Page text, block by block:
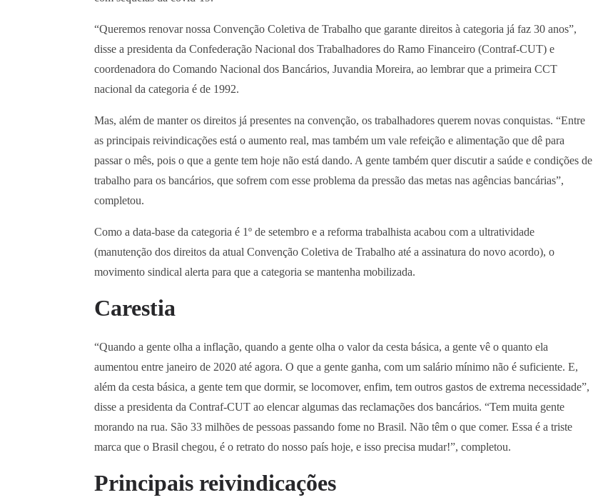
“Queremos renovar nossa Convenção Coletiva de Trabalho que garante direitos à categoria já faz 30 anos”,
disse a presidenta da Confederação Nacional dos Trabalhadores do Ramo Financeiro (Contraf-CUT) e
coordenadora do Comando Nacional dos Bancários, Juvandia Moreira, ao lembrar que a primeira CCT
nacional da categoria é de 1992.
Mas, além de manter os direitos já presentes na convenção, os trabalhadores querem novas conquistas. “Entre
as principais reivindicações está o aumento real, mas também um vale refeição e alimentação que dê para
passar o mês, pois o que a gente tem hoje não está dando. A gente também quer discutir a saúde e condições de
trabalho para os bancários, que sofrem com esse problema da pressão das metas nas agências bancárias”,
completou.
Como a data-base da categoria é 1º de setembro e a reforma trabalhista acabou com a ultratividade
(manutenção dos direitos da atual Convenção Coletiva de Trabalho até a assinatura do novo acordo), o
movimento sindical alerta para que a categoria se mantenha mobilizada.
Carestia
“Quando a gente olha a inflação, quando a gente olha o valor da cesta básica, a gente vê o quanto ela
aumentou entre janeiro de 2020 até agora. O que a gente ganha, com um salário mínimo não é suficiente. E,
além da cesta básica, a gente tem que dormir, se locomover, enfim, tem outros gastos de extrema necessidade”,
disse a presidenta da Contraf-CUT ao elencar algumas das reclamações dos bancários. “Tem muita gente
morando na rua. São 33 milhões de pessoas passando fome no Brasil. Não têm o que comer. Essa é a triste
marca que o Brasil chegou, é o retrato do nosso país hoje, e isso precisa mudar!”, completou.
Principais reivindicações